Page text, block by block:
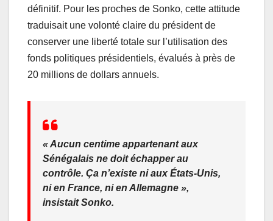
définitif. Pour les proches de Sonko, cette attitude
traduisait une volonté claire du président de
conserver une liberté totale sur l’utilisation des
fonds politiques présidentiels, évalués à près de
20 millions de dollars annuels.
« Aucun centime appartenant aux
Sénégalais ne doit échapper au
contrôle. Ça n’existe ni aux États-Unis,
ni en France, ni en Allemagne »,
insistait Sonko.